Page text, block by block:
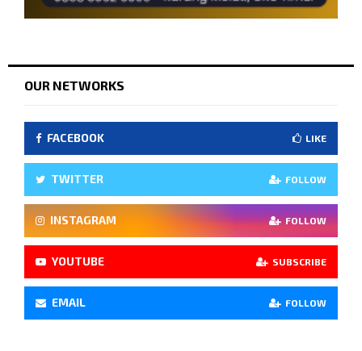
OUR NETWORKS
FACEBOOK LIKE
TWITTER FOLLOW
INSTAGRAM FOLLOW
YOUTUBE SUBSCRIBE
EMAIL FOLLOW